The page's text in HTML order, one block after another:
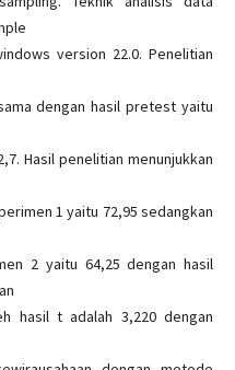
version 22.0. Penelitian
dengan hasil pretest yaitu
Hasil penelitian menunjukkan
1 yaitu 72,95 sedangkan
2 yaitu 64,25 dengan hasil
hasil t adalah 3,220 dengan